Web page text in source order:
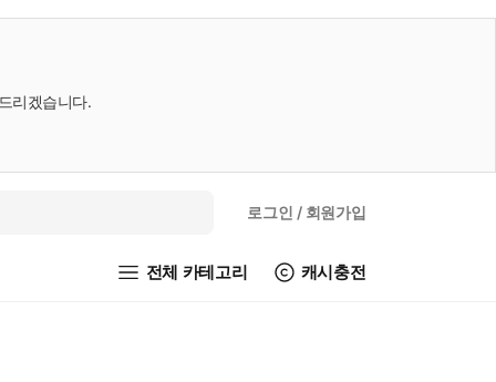
리겠습니다.
로그인 / 회원가입
전체 카테고리 캐시충전